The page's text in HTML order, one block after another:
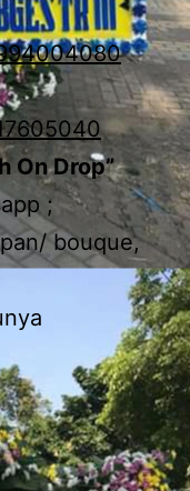
On Drop”
;
bouque,